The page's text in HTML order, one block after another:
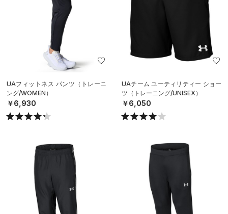
UAフィットネス パンツ（トレーニ
ング/WOMEN）
￥6,930
UAチーム ユーティリティー ショー
ツ（トレーニング/UNISEX）
￥6,050